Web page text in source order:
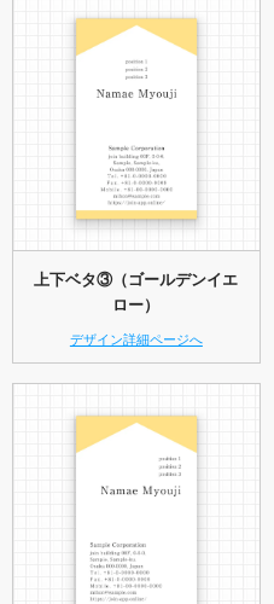
上下ベタ③（ゴールデンイエ
ロー）
デザイン詳細ページへ